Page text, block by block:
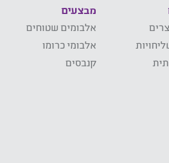
מבצעים
אלבומים שטוחים
אלבומי כרומו
קנבסים